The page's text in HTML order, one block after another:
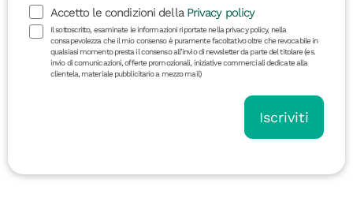
Accetto le condizioni della Privacy policy
Il sottoscritto, esaminate le informazioni riportate nella privacy policy, nella
consapevolezza che il mio consenso è puramente facoltativo oltre che revocabile in
qualsiasi momento presta il consenso all’invio di newsletter da parte del titolare (es.
invio di comunicazioni, offerte promozionali, iniziative commerciali dedicate alla
clientela, materiale pubblicitario a mezzo mail)
Iscriviti